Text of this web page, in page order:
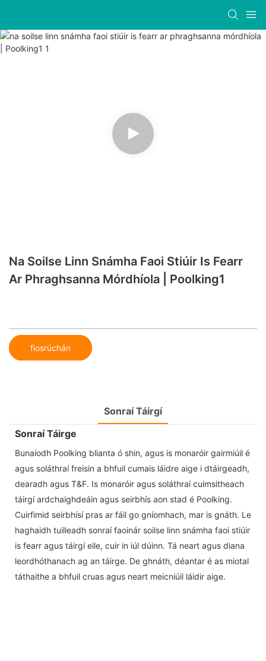
Na Soilse Linn Snámha Faoi Stiúir Is Fearr
Ar Phraghsanna Mórdhíola | Poolking1
fiosrúchán
Sonraí Táirgí
Sonraí Táirge
Bunaíodh Poolking blianta ó shin, agus is monaróir gairmiúil é
agus soláthraí freisin a bhfuil cumais láidre aige i dtáirgeadh,
dearadh agus T&F. Is monaróir agus soláthraí cuimsitheach
táirgí ardchaighdeáin agus seirbhís aon stad é Poolking.
Cuirfimid seirbhísí pras ar fáil go gníomhach, mar is gnáth. Le
haghaidh tuilleadh sonraí faoinár soilse linn snámha faoi stiúir
is fearr agus táirgí eile, cuir in iúl dúinn. Tá neart agus diana
leordhóthanach ag an táirge. De ghnáth, déantar é as miotal
táthaithe a bhfuil cruas agus neart meicniúil láidir aige.